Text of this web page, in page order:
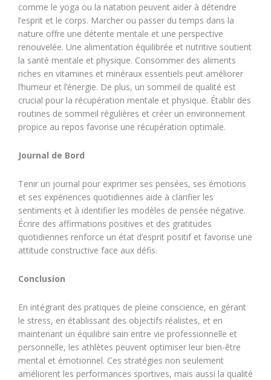
comme le yoga ou la natation peuvent aider à détendre
l’esprit et le corps. Marcher ou passer du temps dans la
nature offre une détente mentale et une perspective
renouvelée. Une alimentation équilibrée et nutritive soutient
la santé mentale et physique. Consommer des aliments
riches en vitamines et minéraux essentiels peut améliorer
l’humeur et l’énergie. De plus, un sommeil de qualité est
crucial pour la récupération mentale et physique. Établir des
routines de sommeil régulières et créer un environnement
propice au repos favorise une récupération optimale.
Journal de Bord
Tenir un journal pour exprimer ses pensées, ses émotions
et ses expériences quotidiennes aide à clarifier les
sentiments et à identifier les modèles de pensée négative.
Écrire des affirmations positives et des gratitudes
quotidiennes renforce un état d’esprit positif et favorise une
attitude constructive face aux défis.
Conclusion
En intégrant des pratiques de pleine conscience, en gérant
le stress, en établissant des objectifs réalistes, et en
maintenant un équilibre sain entre vie professionnelle et
personnelle, les athlètes peuvent optimiser leur bien-être
mental et émotionnel. Ces stratégies non seulement
améliorent les performances sportives, mais aussi la qualité